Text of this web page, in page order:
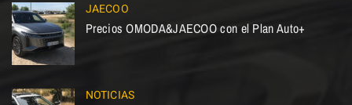
JAECOO
Precios OMODA&JAECOO con el Plan Auto+
NOTICIAS